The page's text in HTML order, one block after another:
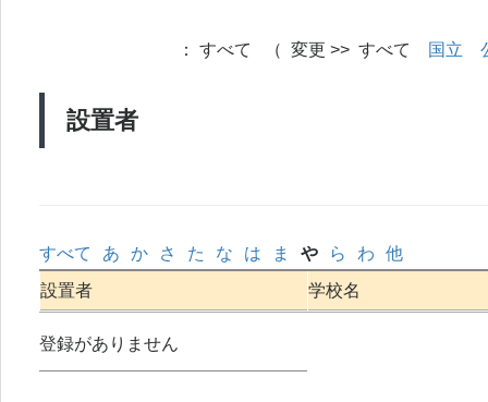
設置者
： すべて （ 変更 >> すべて 国立
すべて あ か さ た な は ま や ら わ
他
設置者
学校名
登録がありません